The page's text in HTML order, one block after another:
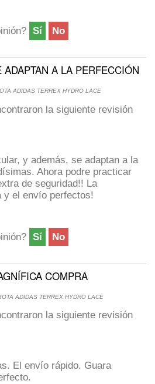
Sí No
ADAPTAN A LA PERFECCIÓN
ADIDAS TERREX HYDRO LACE
la siguiente revisión
y además, se adaptan a la
Ahora podre practicar
de seguridad!! La
y el envío perfectos!
Sí No
COMPRA
ADIDAS TERREX HYDRO LACE
la siguiente revisión
El envío rápido. Guara